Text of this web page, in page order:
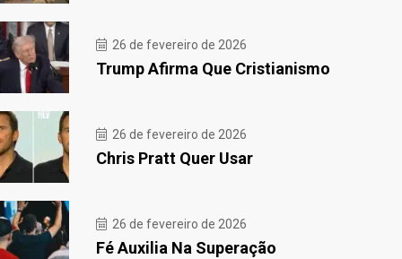
26 de fevereiro de 2026
Trump Afirma Que Cristianismo
26 de fevereiro de 2026
Chris Pratt Quer Usar
26 de fevereiro de 2026
Fé Auxilia Na Superação